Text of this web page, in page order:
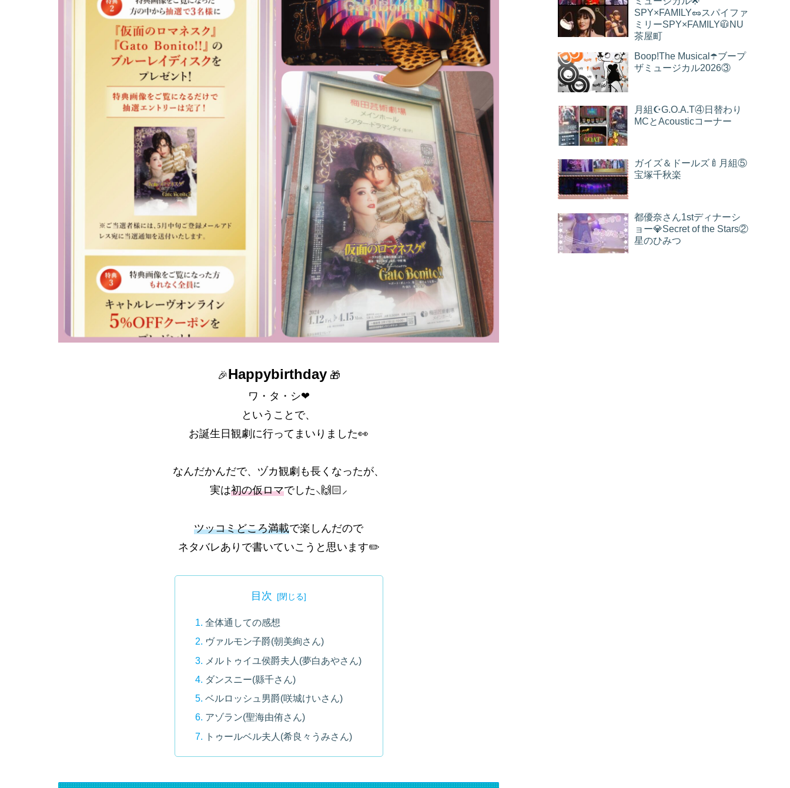
‪‪🎉Happybirthday‪‪🎁
‬ワ・タ・シ❤
ということで、
お誕生日観劇に行ってまいりました👀
なんだかんだで、ヅカ観劇も長くなったが、
実は初の仮ロマでした⸜🙌🏻⸝‍
ツッコミどころ満載で楽しんだので
ネタバレありで書いていこうと思います✏️
目次
全体通しての感想
ヴァルモン子爵(朝美絢さん)
メルトゥイユ侯爵夫人(夢白あやさん)
ダンスニー(縣千さん)
ベルロッシュ男爵(咲城けいさん)
アゾラン(聖海由侑さん)
トゥールベル夫人(希良々うみさん)
SPY×FAMILY🥜スパイファ
ミリーSPY×FAMILY🧥NU
茶屋町
Boop!The Musical☂️ブープ
ザミュージカル2026③
月組☪︎G.O.A.T④日替わり
MCとAcousticコーナー
ガイズ＆ドールズ🍼月組⑤
宝塚千秋楽
都優奈さん1stディナーシ
ョー︎💎Secret of the Stars②
星のひみつ